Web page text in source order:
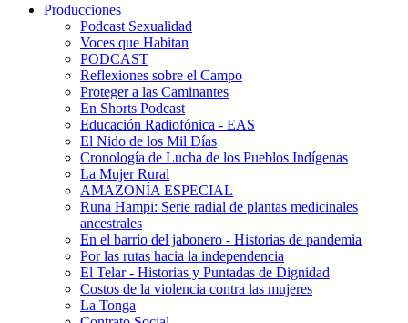
Producciones
Podcast Sexualidad
Voces que Habitan
PODCAST
Reflexiones sobre el Campo
Proteger a las Caminantes
En Shorts Podcast
Educación Radiofónica - EAS
El Nido de los Mil Días
Cronología de Lucha de los Pueblos Indígenas
La Mujer Rural
AMAZONÍA ESPECIAL
Runa Hampi: Serie radial de plantas medicinales
ancestrales
En el barrio del jabonero - Historias de pandemia
Por las rutas hacia la independencia
El Telar - Historias y Puntadas de Dignidad
Costos de la violencia contra las mujeres
La Tonga